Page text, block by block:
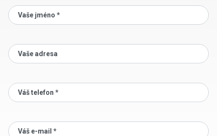
Vaše jméno *
Vaše adresa
Váš telefon *
Váš e-mail *